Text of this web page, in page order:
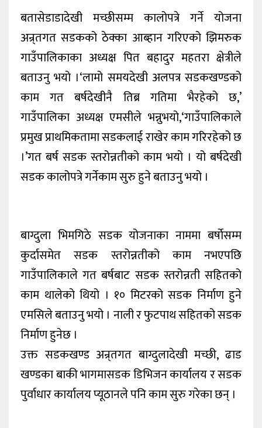
बतासेडाडादेखी मच्छीसम्म कालोपत्रे गर्ने योजना
अन्र्तगत सडकको ठेक्का आब्हान गरिएको झिमरुक
गाउँपालिकाका अध्यक्ष पित बहादुर महतरा क्षेत्रीले
बताउनु भयो ।‘लामो समयदेखी अलपत्र सडकखण्डको
काम गत बर्षदेखीनै तिब्र गतिमा भैरहेको छ,’
गाउँपालिका अध्यक्ष एमसीले भन्नुभयो,‘गाउँपालिकाले
प्रमुख प्राथमिकतामा सडकलाई राखेर काम गरिरहेको छ
।’गत बर्ष सडक स्तरोन्नतीको काम भयो । यो बर्षदेखी
सडक कालोपत्रे गर्नेकाम सुरु हुने बताउनु भयो ।
बाग्दुला भिमगिठे सडक योजनाका नाममा बर्षाेसम्म
कुर्दासमेत सडक स्तरोन्नतीको काम नभएपछि
गाउँपालिकाले गत बर्षबाट सडक स्तरोन्नती सहितको
काम थालेको थियो । १० मिटरको सडक निर्माण हुने
एमसिले बताउनु भयो । नाली र फुटपाथ सहितको सडक
निर्माण हुनेछ ।
उक्त सडकखण्ड अन्र्तगत बाग्दुलादेखी मच्छी, ढाड
खण्डका बाकी भागमासडक डिभिजन कार्यालय र सडक
पुर्वाधार कार्यालय प्यूठानले पनि काम सुरु गरेका छन् ।